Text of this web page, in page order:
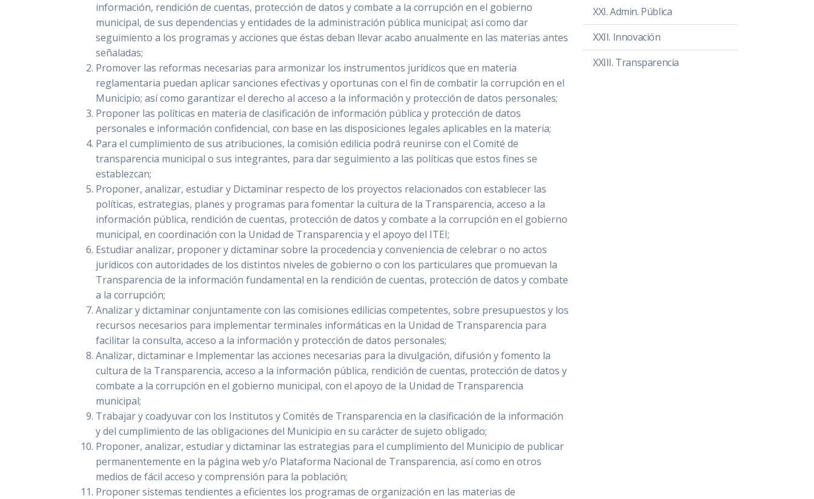
información, rendición de cuentas, protección de datos y combate a la corrupción en el gobierno
municipal, de sus dependencias y entidades de la administración pública municipal; así como dar
seguimiento a los programas y acciones que éstas deban llevar acabo anualmente en las materias antes
señaladas;
Promover las reformas necesarias para armonizar los instrumentos jurídicos que en materia
reglamentaria puedan aplicar sanciones efectivas y oportunas con el fin de combatir la corrupción en el
Municipio; así como garantizar el derecho al acceso a la información y protección de datos personales;
Proponer las políticas en materia de clasificación de información pública y protección de datos
personales e información confidencial, con base en las disposiciones legales aplicables en la materia;
Para el cumplimiento de sus atribuciones, la comisión edilicia podrá reunirse con el Comité de
transparencia municipal o sus integrantes, para dar seguimiento a las políticas que estos fines se
establezcan;
Proponer, analizar, estudiar y Dictaminar respecto de los proyectos relacionados con establecer las
políticas, estrategias, planes y programas para fomentar la cultura de la Transparencia, acceso a la
información pública, rendición de cuentas, protección de datos y combate a la corrupción en el gobierno
municipal, en coordinación con la Unidad de Transparencia y el apoyo del ITEI;
Estudiar analizar, proponer y dictaminar sobre la procedencia y conveniencia de celebrar o no actos
jurídicos con autoridades de los distintos niveles de gobierno o con los particulares que promuevan la
Transparencia de la información fundamental en la rendición de cuentas, protección de datos y combate
a la corrupción;
Analizar y dictaminar conjuntamente con las comisiones edilicias competentes, sobre presupuestos y los
recursos necesarios para implementar terminales informáticas en la Unidad de Transparencia para
facilitar la consulta, acceso a la información y protección de datos personales;
Analizar, dictaminar e Implementar las acciones necesarias para la divulgación, difusión y fomento la
cultura de la Transparencia, acceso a la información pública, rendición de cuentas, protección de datos y
combate a la corrupción en el gobierno municipal, con el apoyo de la Unidad de Transparencia
municipal;
Trabajar y coadyuvar con los Institutos y Comités de Transparencia en la clasificación de la información
y del cumplimiento de las obligaciones del Municipio en su carácter de sujeto obligado;
Proponer, analizar, estudiar y dictaminar las estrategias para el cumplimiento del Municipio de publicar
permanentemente en la página web y/o Plataforma Nacional de Transparencia, así como en otros
medios de fácil acceso y comprensión para la población;
Proponer sistemas tendientes a eficientes los programas de organización en las materias de
XXI. Admin. Pública
XXII. Innovación
XXIII. Transparencia